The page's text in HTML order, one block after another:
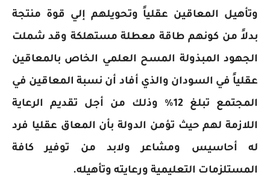
وتأهيل المعاقين عقلياً وتحويلهم إلي قوة منتجة
بدلاً من كونهم طاقة معطلة مستهلكة وقد شملت
الجهود المبذولة المسح العلمي الخاص بالمعاقين
عقلياً في السودان والذي أفاد أن نسبة المعاقين في
المجتمع تبلغ 12% وذلك من أجل تقديم الرعاية
اللازمة لهم حيث تؤمن الدولة بأن المعاق عقليا فرد
له أحاسيس ومشاعر ولابد من توفير كافة
المستلزمات التعليمية ورعايته وتأهيله.